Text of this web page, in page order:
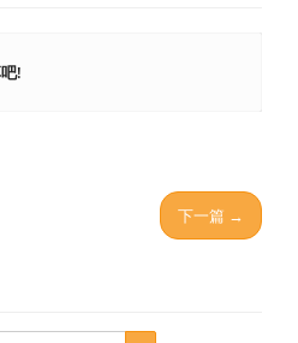
!
下一篇 →